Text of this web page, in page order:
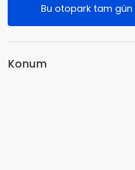
Bu otopark tam gün
Konum